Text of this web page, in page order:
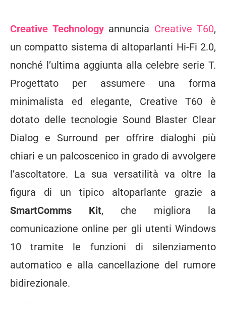
Creative Technologyannuncia Creative T60,
un compatto sistema di altoparlanti Hi-Fi 2.0,
nonché l’ultima aggiunta alla celebre serie T.
Progettato per assumere una forma
minimalista ed elegante, Creative T60 è
dotato delle tecnologie Sound Blaster Clear
Dialog e Surround per offrire dialoghi più
chiari e un palcoscenico in grado di avvolgere
l’ascoltatore. La sua versatilità va oltre la
figura di un tipico altoparlante grazie a
SmartComms Kit, che migliora la
comunicazione online per gli utenti Windows
10 tramite le funzioni di silenziamento
automatico e alla cancellazione del rumore
bidirezionale.